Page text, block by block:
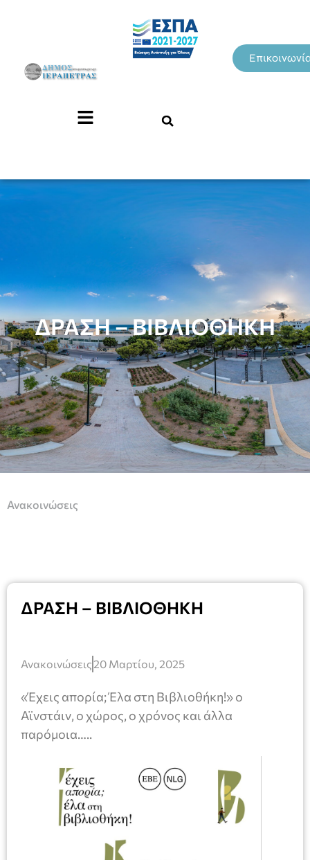
ΔΡΑΣΗ – ΒΙΒΛΙΟΘΗΚΗ
Ανακοινώσεις
ΔΡΑΣΗ – ΒΙΒΛΙΟΘΗΚΗ
Ανακοινώσεις 20 Μαρτίου, 2025
«Έχεις απορία; Έλα στη Βιβλιοθήκη!» ο
Αϊνστάιν, ο χώρος, ο χρόνος και άλλα
παρόμοια…..